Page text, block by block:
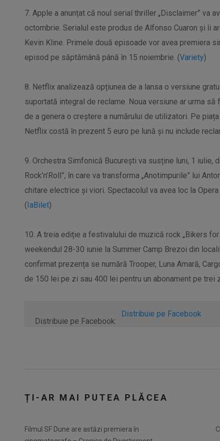
7. Apple a anunțat că noul serial thriller „Disclaimer” va
octombrie. Serialul este produs de Alfonso Cuaron și îi
Kevin Kline. Primele două episoade vor avea premiera
episod pe săptămână până în 15 noiembrie. (Variety)
8. Netflix analizează opțiunea de a lansa o versiune
suportată integral de reclame. Noua versiune ar urma
de a genera o creștere a numărului de utilizatori. Pe
Netflix costă în prezent 5 euro pe lună și nu include
9. Orchestra Simfonică București va susține luni, 1 iulie,
Rock’n’Roll”, în care va transforma „Anotimpurile” lui
chitare electrice și viori. Spectacolul va avea loc la
(IaBilet)
10. A treia ediție a festivalului de muzică rock „Bikers
weekendul 28-30 iunie la Summer Camp Brezoi din
confirmat prezența se numără Trooper, Luna Amară,
de 150 lei pe zi sau 400 lei pentru un abonament pe trei
Distribuie pe Facebook:
Distribuie pe Facebook
ȚI-AR MAI PUTEA PLĂCEA
Filmul SF Dune are astăzi premiera în